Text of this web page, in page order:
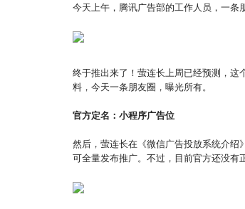
今天上午，腾讯广告部的工作人员，一条
终于推出来了！萤连长上周已经预测，这
料，今天一条朋友圈，曝光所有。
官方定名： 小程序广告位
然后，萤连长在《微信广告投放系统介绍
可全量发布推广。不过，目前官方还没有